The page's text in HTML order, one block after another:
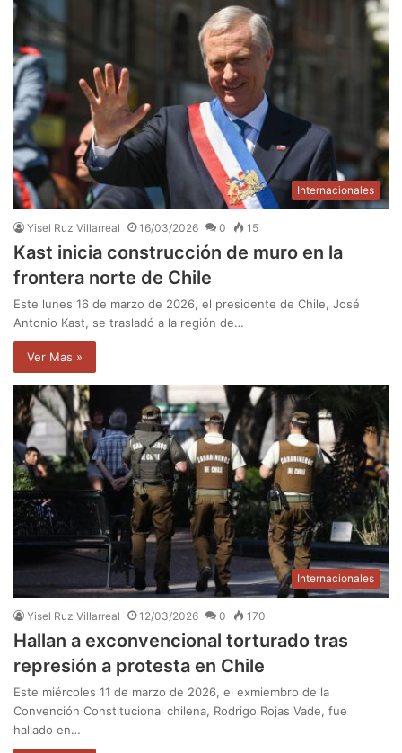
Internacionales
Yisel Ruz Villarreal 16/03/2026 0 15
Kast inicia construcción de muro en la
frontera norte de Chile
Este lunes 16 de marzo de 2026, el presidente de Chile, José
Antonio Kast, se trasladó a la región de…
Ver Mas »
Internacionales
Yisel Ruz Villarreal 12/03/2026 0 170
Hallan a exconvencional torturado tras
represión a protesta en Chile
Este miércoles 11 de marzo de 2026, el exmiembro de la
Convención Constitucional chilena, Rodrigo Rojas Vade, fue
hallado en…